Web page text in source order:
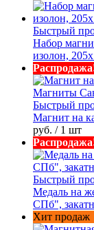
Быстрый
Набор
изолон,
Быстрый
Магнит на
руб. / 1 шт
Быстрый
Медаль на
СПб",
Хит продаж